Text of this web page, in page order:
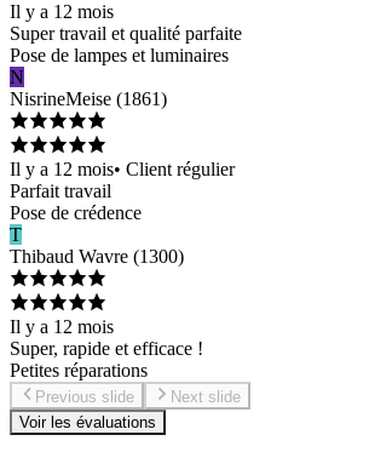
Il y a 12 mois
Super travail et qualité parfaite
Pose de lampes et luminaires
N
NisrineMeise (1861)
Il y a 12 mois• Client régulier
Parfait travail
Pose de crédence
T
Thibaud Wavre (1300)
Il y a 12 mois
Super, rapide et efficace !
Petites réparations
Previous slide
Next slide
Voir les évaluations